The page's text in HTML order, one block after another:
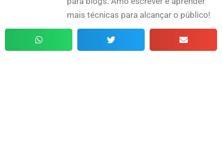
mais técnicas para alcançar o público!